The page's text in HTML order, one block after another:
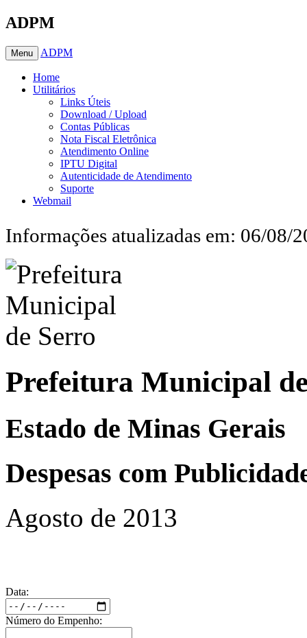
ADPM
Menu ADPM
Home
Utilitários
Links Úteis
Download / Upload
Contas Públicas
Nota Fiscal Eletrônica
Atendimento Online
IPTU Digital
Autenticidade de Atendimento
Suporte
Webmail
Informações atualizadas em: 06/08/
Prefeitura Municipal
Estado de Minas Gerais
Despesas com
Agosto de 2013
Data:
Número do Empenho: